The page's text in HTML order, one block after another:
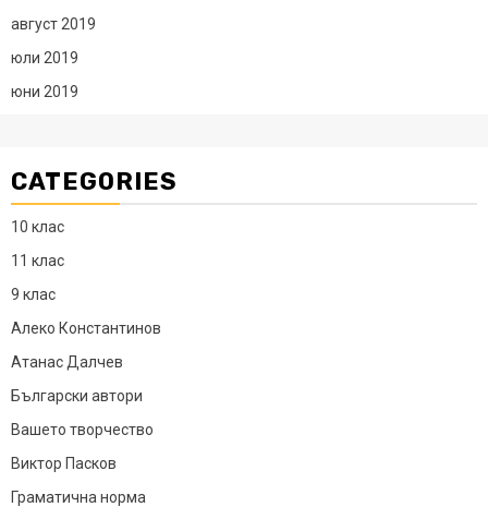
август 2019
юли 2019
юни 2019
CATEGORIES
10 клас
11 клас
9 клас
Алеко Константинов
Атанас Далчев
Български автори
Вашето творчество
Виктор Пасков
Граматична норма